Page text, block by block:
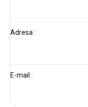
Adresa:
E-mail :